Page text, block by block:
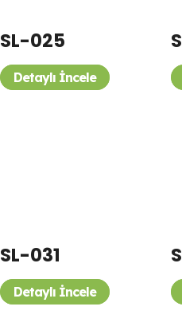
SL-025
Detaylı İncele
SL-031
Detaylı İncele